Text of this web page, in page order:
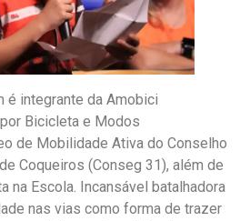
é integrante da Amobici
Bicicleta e Modos
de Mobilidade Ativa do Conselho
Coqueiros (Conseg 31), além de
na Escola. Incansável batalhadora
nas vias como forma de trazer